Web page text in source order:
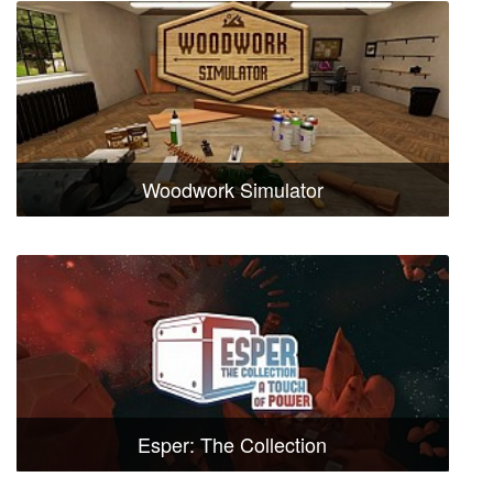
Woodwork Simulator
Esper: The Collection